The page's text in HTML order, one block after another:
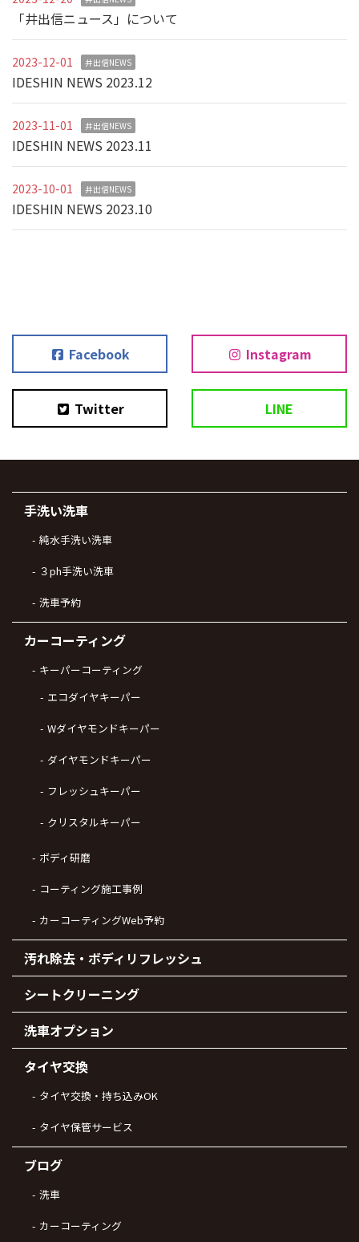
「井出信ニュース」について
2023-12-01 井出信NEWS
IDESHIN NEWS 2023.12
2023-11-01 井出信NEWS
IDESHIN NEWS 2023.11
2023-10-01 井出信NEWS
IDESHIN NEWS 2023.10
Facebook Instagram
Twitter LINE
手洗い洗車
純水手洗い洗車
３ph手洗い洗車
洗車予約
カーコーティング
キーパーコーティング
エコダイヤキーパー
Wダイヤモンドキーパー
ダイヤモンドキーパー
フレッシュキーパー
クリスタルキーパー
ボディ研磨
コーティング施工事例
カーコーティングWeb予約
汚れ除去・ボディリフレッシュ
シートクリーニング
洗車オプション
タイヤ交換
タイヤ交換・持ち込みOK
タイヤ保管サービス
ブログ
洗車
カーコーティング